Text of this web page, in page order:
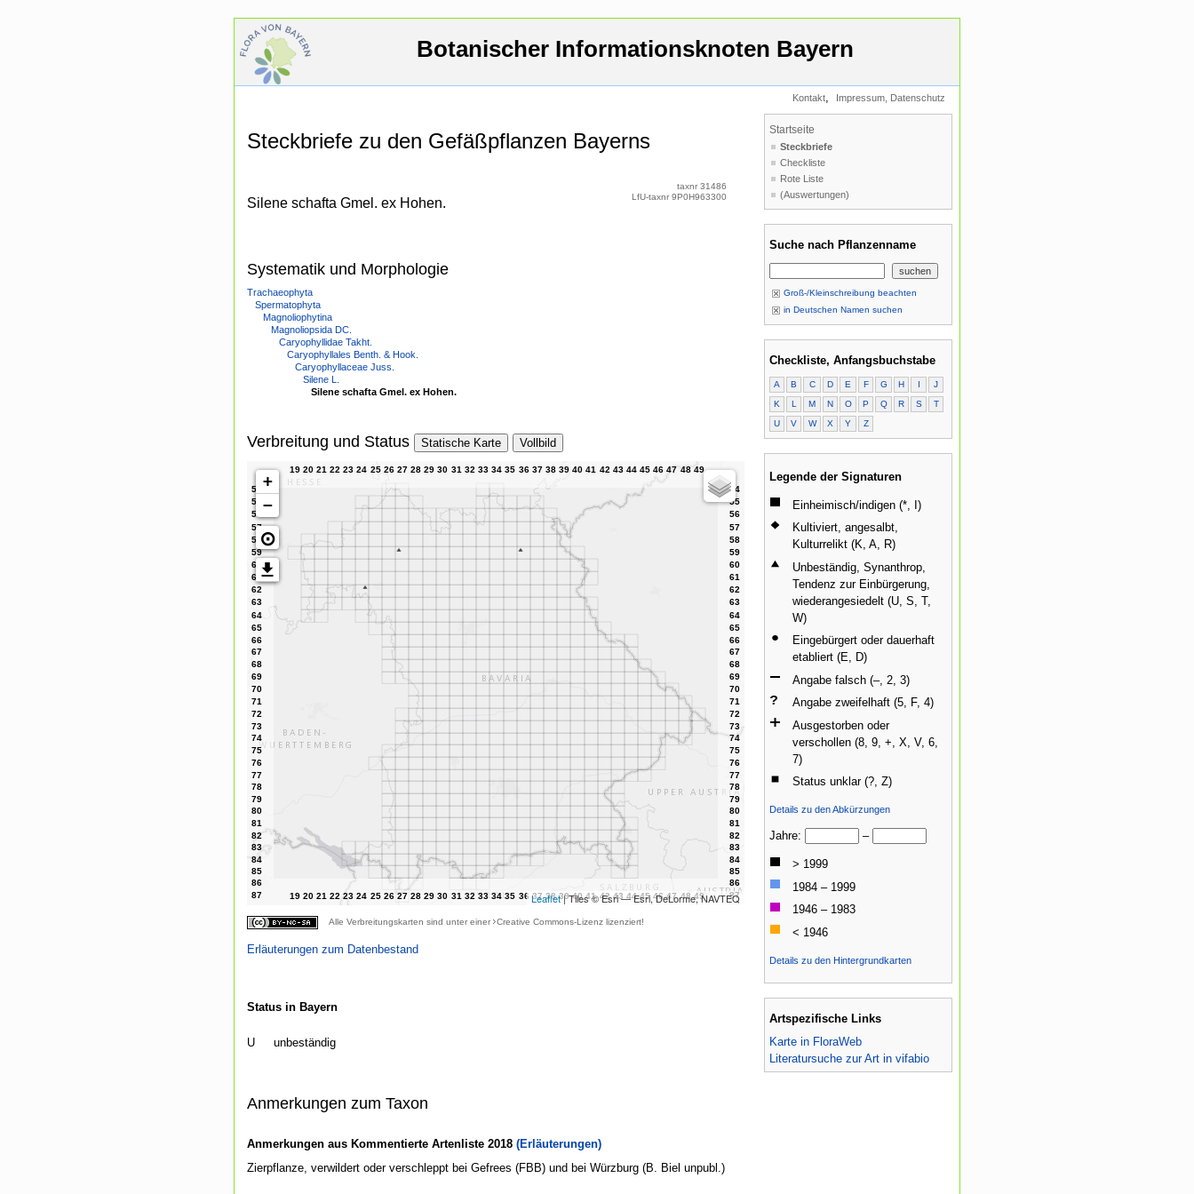
Botanischer Informationsknoten Bayern
Kontakt, Impressum, Datenschutz
Steckbriefe zu den Gefäßpflanzen Bayerns
Silene schafta Gmel. ex Hohen.
taxnr 31486
LfU-taxnr 9P0H963300
Systematik und Morphologie
Trachaeophyta
Spermatophyta
Magnoliophytina
Magnoliopsida DC.
Caryophyllidae Takht.
Caryophyllales Benth. & Hook.
Caryophyllaceae Juss.
Silene L.
Silene schafta Gmel. ex Hohen.
Verbreitung und Status Statische Karte Vollbild
+
−
⊙
Leaflet| Tiles © Esri — Esri, DeLorme, NAVTEQ
Alle Verbreitungskarten sind unter einer Creative Commons-Lizenz lizenziert!
Erläuterungen zum Datenbestand
Status in Bayern
U unbeständig
Anmerkungen zum Taxon
Anmerkungen aus Kommentierte Artenliste 2018 (Erläuterungen)
Zierpflanze, verwildert oder verschleppt bei Gefrees (FBB) und bei Würzburg (B. Biel unpubl.)
Startseite
Steckbriefe
Checkliste
Rote Liste
(Auswertungen)
Suche nach Pflanzenname
Groß-/Kleinschreibung beachten
in Deutschen Namen suchen
Checkliste, Anfangsbuchstabe
A B C D E F G H I
J
K
L M N O P Q R S
T
U
V W X Y Z
Legende der Signaturen
Einheimisch/indigen (*, I)
Kultiviert, angesalbt,
Kulturrelikt (K, A, R)
Unbeständig, Synanthrop,
Tendenz zur Einbürgerung,
wiederangesiedelt (U, S, T,
W)
Eingebürgert oder dauerhaft
etabliert (E, D)
Angabe falsch (–, 2, 3)
Angabe zweifelhaft (5, F, 4)
Ausgestorben oder
verschollen (8, 9, +, X, V, 6,
7)
Status unklar (?, Z)
Details zu den Abkürzungen
Jahre: –
> 1999
1984 – 1999
1946 – 1983
< 1946
Details zu den Hintergrundkarten
Artspezifische Links
Karte in FloraWeb
Literatursuche zur Art in vifabio